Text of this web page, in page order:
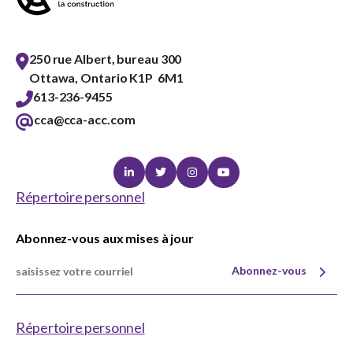
250 rue Albert, bureau 300
Ottawa, Ontario K1P 6M1
613-236-9455
cca@cca-acc.com
LinkedinTwitterInstagramYoutube
Répertoire personnel
Abonnez-vous aux mises à jour
Abonnez-vous
Répertoire personnel